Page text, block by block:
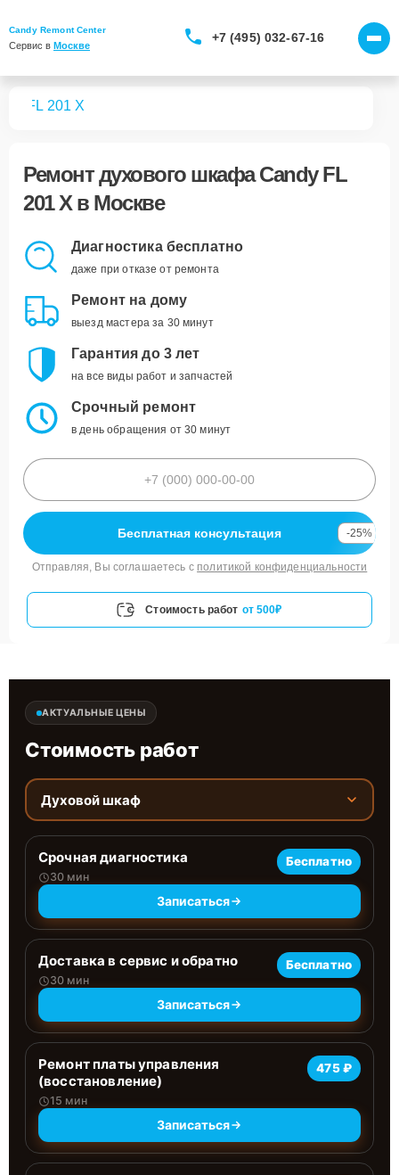
Candy Remont Center
Сервис в Москве
+7 (495) 032-67-16
FL 201 X
Ремонтдухового шкафа Candy FL
201 Xв Москве
Диагностика бесплатно
даже при отказе от ремонта
Ремонт на дому
выезд мастера за 30 минут
Гарантия до 3 лет
на все виды работ и запчастей
Срочный ремонт
в день обращения от 30 минут
Бесплатная консультация -25%
Отправляя, Вы соглашаетесь с политикой конфиденциальности
Стоимость работ от 500₽
АКТУАЛЬНЫЕ ЦЕНЫ
Стоимость работ
Духовой шкаф
Срочная диагностика
30 мин
Бесплатно
Записаться
Доставка в сервис и обратно
30 мин
Бесплатно
Записаться
Ремонт платы управления
(восстановление)
15 мин
475 ₽
Записаться